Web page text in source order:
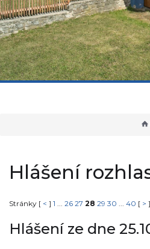
Hlášení
Stránky [ < ] 1 ... 26 27 28 29 30 ... 40 [ > ]
Hlášení ze dne